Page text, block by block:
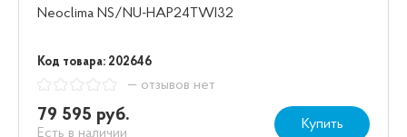
Neoclima NS/NU-HAP24TWI32
Код товара: 202646
— отзывов нет
79 595 руб.
Есть в наличии
Купить